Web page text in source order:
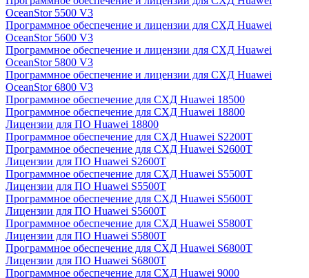
OceanStor 5500 V3
Программное обеспечение и лицензии для СХД Huawei
OceanStor 5600 V3
Программное обеспечение и лицензии для СХД Huawei
OceanStor 5800 V3
Программное обеспечение и лицензии для СХД Huawei
OceanStor 6800 V3
Программное обеспечение для СХД Huawei 18500
Программное обеспечение для СХД Huawei 18800
Лицензии для ПО Huawei 18800
Программное обеспечение для СХД Huawei S2200T
Программное обеспечение для СХД Huawei S2600T
Лицензии для ПО Huawei S2600T
Программное обеспечение для СХД Huawei S5500T
Лицензии для ПО Huawei S5500T
Программное обеспечение для СХД Huawei S5600T
Лицензии для ПО Huawei S5600T
Программное обеспечение для СХД Huawei S5800T
Лицензии для ПО Huawei S5800T
Программное обеспечение для СХД Huawei S6800T
Лицензии для ПО Huawei S6800T
Программное обеспечение для СХД Huawei 9000